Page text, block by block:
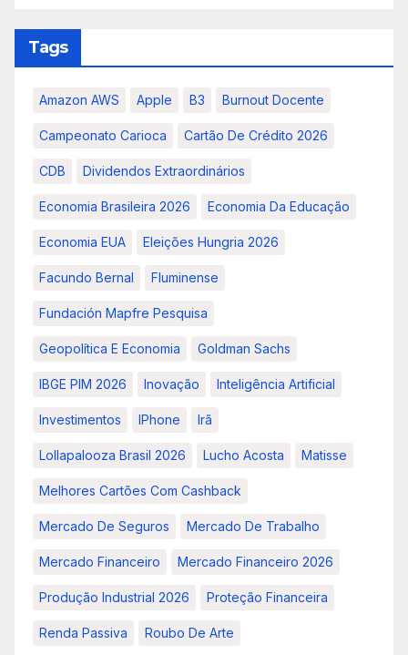
Tags
Amazon AWS Apple B3 Burnout Docente
Campeonato Carioca Cartão De Crédito 2026
CDB Dividendos Extraordinários
Economia Brasileira 2026 Economia Da Educação
Economia EUA Eleições Hungria 2026
Facundo Bernal Fluminense
Fundación Mapfre Pesquisa
Geopolítica E Economia Goldman Sachs
IBGE PIM 2026 Inovação Inteligência Artificial
Investimentos IPhone Irã
Lollapalooza Brasil 2026 Lucho Acosta Matisse
Melhores Cartões Com Cashback
Mercado De Seguros Mercado De Trabalho
Mercado Financeiro Mercado Financeiro 2026
Produção Industrial 2026 Proteção Financeira
Renda Passiva Roubo De Arte